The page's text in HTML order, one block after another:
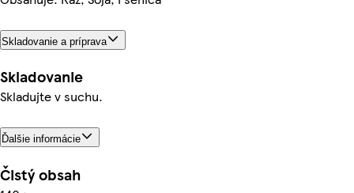
Skladovanie a príprava
Skladovanie
Skladujte v suchu.
Ďalšie informácie
Čistý obsah